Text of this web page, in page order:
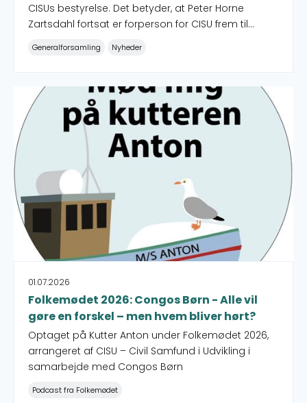
CISUs bestyrelse. Det betyder, at Peter Horne
Zartsdahl fortsat er forperson for CISU frem til
Generalforsamling Nyheder
01.07.2026
Folkemødet 2026: Congos Børn - Alle vil
gøre en forskel – men hvem bliver hørt?
Optaget på Kutter Anton under Folkemødet 2026,
arrangeret af CISU – Civil Samfund i Udvikling i
samarbejde med Congos Børn
Podcast fra Folkemødet
Folkemødet 2026: Congos Børn - Alle vil gøre en